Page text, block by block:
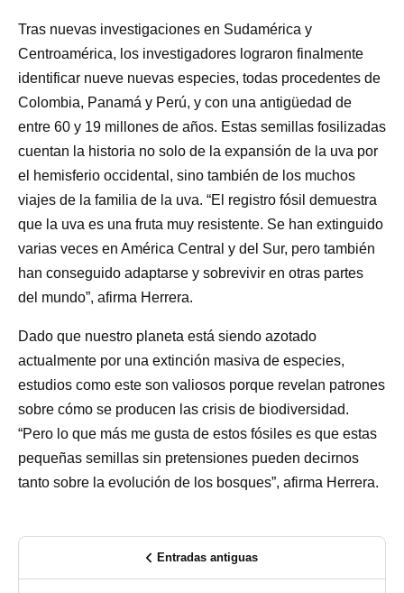
Tras nuevas investigaciones en Sudamérica y
Centroamérica, los investigadores lograron finalmente
identificar nueve nuevas especies, todas procedentes de
Colombia, Panamá y Perú, y con una antigüedad de
entre 60 y 19 millones de años. Estas semillas fosilizadas
cuentan la historia no solo de la expansión de la uva por
el hemisferio occidental, sino también de los muchos
viajes de la familia de la uva. “El registro fósil demuestra
que la uva es una fruta muy resistente. Se han extinguido
varias veces en América Central y del Sur, pero también
han conseguido adaptarse y sobrevivir en otras partes
del mundo”, afirma Herrera.
Dado que nuestro planeta está siendo azotado
actualmente por una extinción masiva de especies,
estudios como este son valiosos porque revelan patrones
sobre cómo se producen las crisis de biodiversidad.
“Pero lo que más me gusta de estos fósiles es que estas
pequeñas semillas sin pretensiones pueden decirnos
tanto sobre la evolución de los bosques”, afirma Herrera.
Entradas antiguas